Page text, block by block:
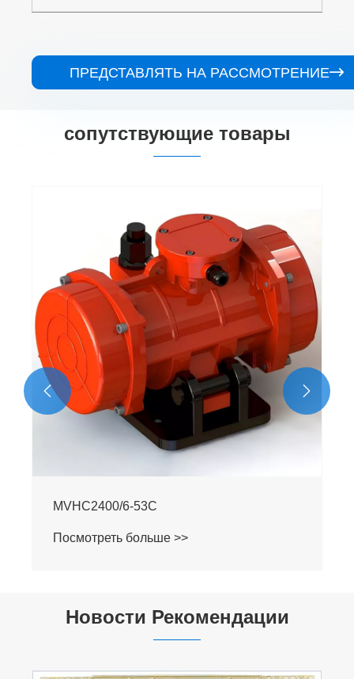
ПРЕДСТАВЛЯТЬ НА РАССМОТРЕНИЕ
сопутствующие товары
MVHC2000/6-53C
Посмотреть больше >>
 
Новости Рекомендации